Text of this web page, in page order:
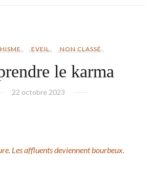
EVEIL NON CLASSÉ
le karma
22 octobre 2023
Les affluents deviennent bourbeux.